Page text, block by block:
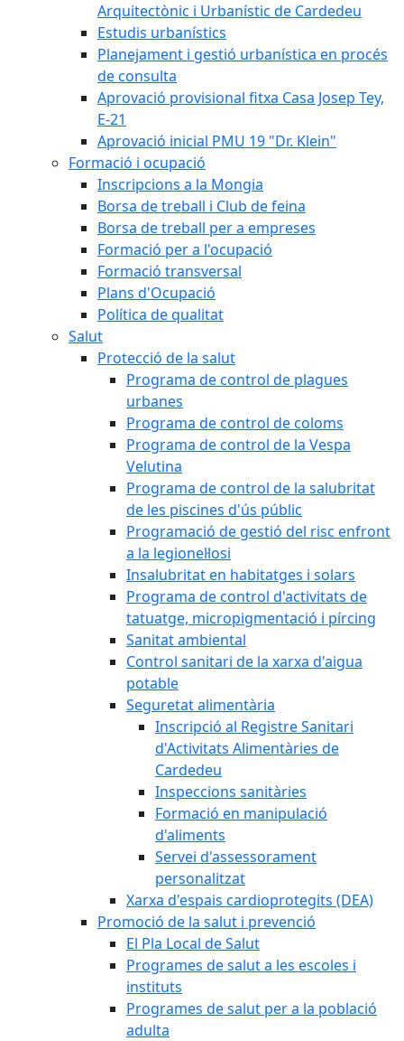
Arquitectònic i Urbanístic de Cardedeu
Estudis urbanístics
Planejament i gestió urbanística en procés
de consulta
Aprovació provisional fitxa Casa Josep Tey,
E-21
Aprovació inicial PMU 19 "Dr. Klein"
Formació i ocupació
Inscripcions a la Mongia
Borsa de treball i Club de feina
Borsa de treball per a empreses
Formació per a l'ocupació
Formació transversal
Plans d'Ocupació
Política de qualitat
Salut
Protecció de la salut
Programa de control de plagues
urbanes
Programa de control de coloms
Programa de control de la Vespa
Velutina
Programa de control de la salubritat
de les piscines d'ús públic
Programació de gestió del risc enfront
a la legionel·losi
Insalubritat en habitatges i solars
Programa de control d'activitats de
tatuatge, micropigmentació i pírcing
Sanitat ambiental
Control sanitari de la xarxa d'aigua
potable
Seguretat alimentària
Inscripció al Registre Sanitari
d'Activitats Alimentàries de
Cardedeu
Inspeccions sanitàries
Formació en manipulació
d'aliments
Servei d'assessorament
personalitzat
Xarxa d'espais cardioprotegits (DEA)
Promoció de la salut i prevenció
El Pla Local de Salut
Programes de salut a les escoles i
instituts
Programes de salut per a la població
adulta